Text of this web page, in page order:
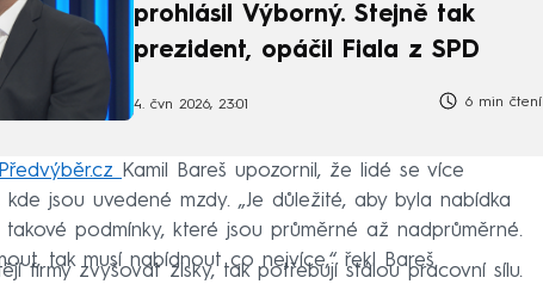
prohlásil Výborný. Stejně tak
prezident, opáčil Fiala z SPD
4. čvn 2026, 23:01 6 min čtení
Předvýběr.cz
Kamil Bareš upozornil, že lidé se více
jsou uvedené mzdy. „Je důležité, aby byla nabídka
podmínky, které jsou průměrné až nadprůměrné.
tak musí nabídnout co nejvíce,“ řekl Bareš.
firmy zvyšovat zisky, tak potřebují stálou pracovní sílu.